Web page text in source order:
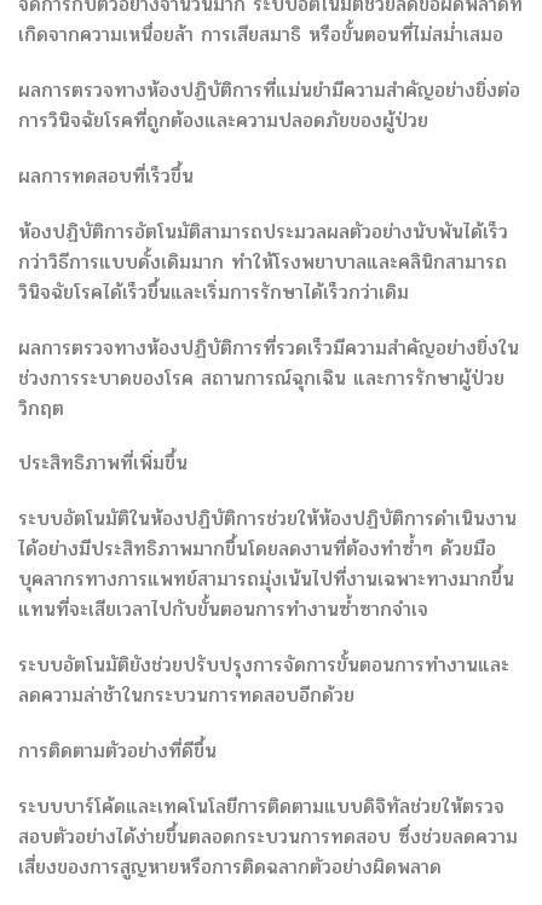
เกิดจากความเหนื่อยล้า การเสียสมาธิ หรือขั้นตอนที่ไม่สม่ำเสมอ
ผลการตรวจทางห้องปฏิบัติการที่แม่นยำมีความสำคัญอย่างยิ่งต่อ
การวินิจฉัยโรคที่ถูกต้องและความปลอดภัยของผู้ป่วย
ผลการทดสอบที่เร็วขึ้น
ห้องปฏิบัติการอัตโนมัติสามารถประมวลผลตัวอย่างนับพันได้เร็ว
กว่าวิธีการแบบดั้งเดิมมาก ทำให้โรงพยาบาลและคลินิกสามารถ
วินิจฉัยโรคได้เร็วขึ้นและเริ่มการรักษาได้เร็วกว่าเดิม
ผลการตรวจทางห้องปฏิบัติการที่รวดเร็วมีความสำคัญอย่างยิ่งใน
ช่วงการระบาดของโรค สถานการณ์ฉุกเฉิน และการรักษาผู้ป่วย
วิกฤต
ประสิทธิภาพที่เพิ่มขึ้น
ระบบอัตโนมัติในห้องปฏิบัติการช่วยให้ห้องปฏิบัติการดำเนินงาน
ได้อย่างมีประสิทธิภาพมากขึ้นโดยลดงานที่ต้องทำซ้ำๆ ด้วยมือ
บุคลากรทางการแพทย์สามารถมุ่งเน้นไปที่งานเฉพาะทางมากขึ้น
แทนที่จะเสียเวลาไปกับขั้นตอนการทำงานซ้ำซากจำเจ
ระบบอัตโนมัติยังช่วยปรับปรุงการจัดการขั้นตอนการทำงานและ
ลดความล่าช้าในกระบวนการทดสอบอีกด้วย
การติดตามตัวอย่างที่ดีขึ้น
ระบบบาร์โค้ดและเทคโนโลยีการติดตามแบบดิจิทัลช่วยให้ตรวจ
สอบตัวอย่างได้ง่ายขึ้นตลอดกระบวนการทดสอบ ซึ่งช่วยลดความ
เสี่ยงของการสูญหายหรือการติดฉลากตัวอย่างผิดพลาด